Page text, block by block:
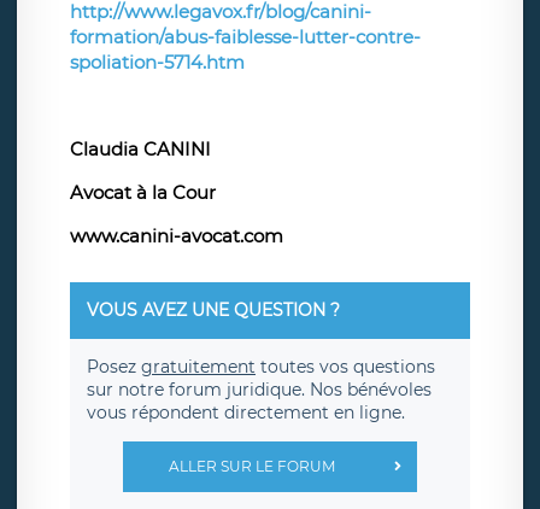
http://www.legavox.fr/blog/canini-
formation/abus-faiblesse-lutter-contre-
spoliation-5714.htm
Claudia CANINI
Avocat à la Cour
www.canini-avocat.com
VOUS AVEZ UNE QUESTION ?
Posez gratuitement toutes vos questions
sur notre forum juridique. Nos bénévoles
vous répondent directement en ligne.
ALLER SUR LE FORUM